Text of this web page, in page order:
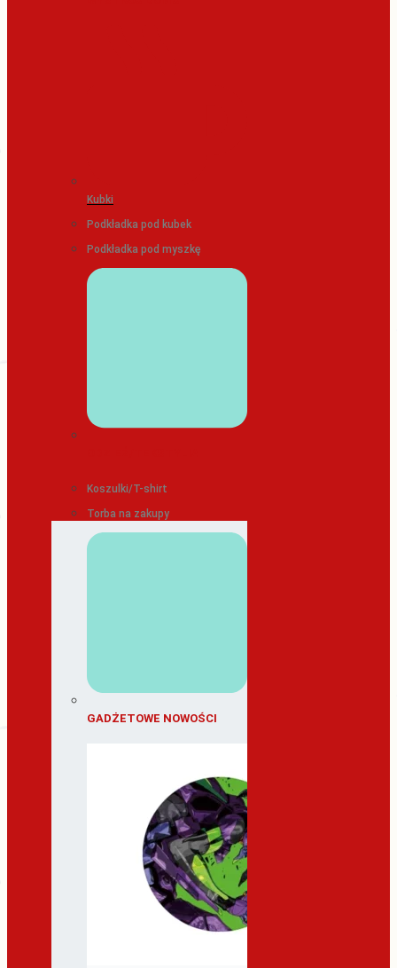
Kubki
Podkładka pod kubek
Podkładka pod myszkę
Koszulki/T-shirt
Torba na zakupy
GADŻETOWE NOWOŚCI